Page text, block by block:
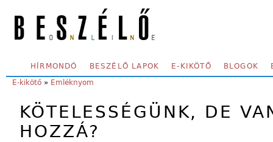
SECONDARY MENU
HÍRMONDÓ BESZÉLŐ LAPOK E-KIKÖTŐ BLOGOK
YOU ARE HERE:
E-kikötő » Emléknyom
KÖTELESSÉGÜNK, DE
HOZZÁ?